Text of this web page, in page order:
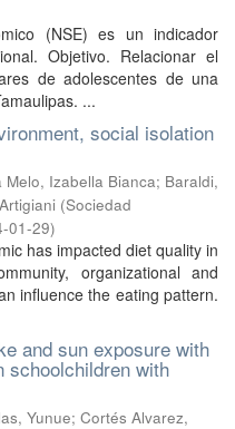
(NSE) es un indicador
Objetivo. Relacionar el
de adolescentes de una
...
social isolation
Melo, Izabella Bianca; Baraldi,
(Sociedad
01-29)
has impacted diet quality in
organizational and
influence the eating pattern.
and sun exposure with
schoolchildren with
Yunue; Cortés Alvarez,